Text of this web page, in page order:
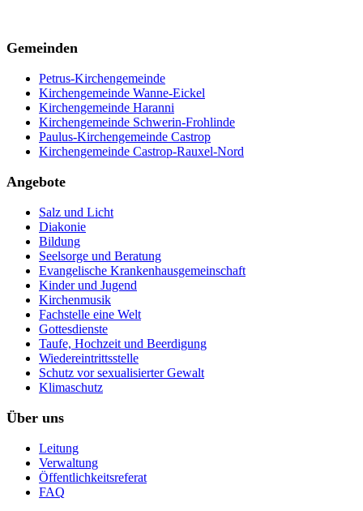
Gemeinden
Petrus-Kirchengemeinde
Kirchengemeinde Wanne-Eickel
Kirchengemeinde Haranni
Kirchengemeinde Schwerin-Frohlinde
Paulus-Kirchengemeinde Castrop
Kirchengemeinde Castrop-Rauxel-Nord
Angebote
Salz und Licht
Diakonie
Bildung
Seelsorge und Beratung
Evangelische Krankenhausgemeinschaft
Kinder und Jugend
Kirchenmusik
Fachstelle eine Welt
Gottesdienste
Taufe, Hochzeit und Beerdigung
Wiedereintrittsstelle
Schutz vor sexualisierter Gewalt
Klimaschutz
Über uns
Leitung
Verwaltung
Öffentlichkeitsreferat
FAQ